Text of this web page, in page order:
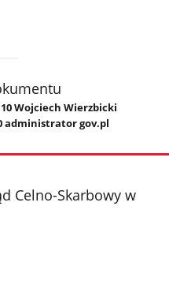
Wojciech Wierzbicki
administrator gov.pl
Celno-Skarbowy w